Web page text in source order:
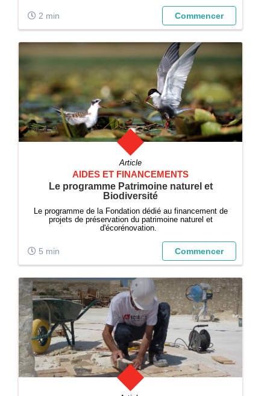
2 min Commencer
Article
AIDES ET FINANCEMENTS
Le programme Patrimoine naturel et
Biodiversité
Le programme de la Fondation dédié au financement de
projets de préservation du patrimoine naturel et
d'écorénovation.
5 min Commencer